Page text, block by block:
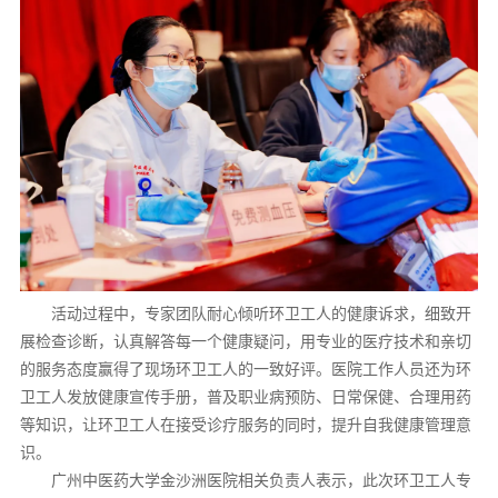
活动过程中，专家团队耐心倾听环卫工人的健康诉求，细致开
展检查诊断，认真解答每一个健康疑问，用专业的医疗技术和亲切
的服务态度赢得了现场环卫工人的一致好评。医院工作人员还为环
卫工人发放健康宣传手册，普及职业病预防、日常保健、合理用药
等知识，让环卫工人在接受诊疗服务的同时，提升自我健康管理意
识。
广州中医药大学金沙洲医院相关负责人表示，此次环卫工人专